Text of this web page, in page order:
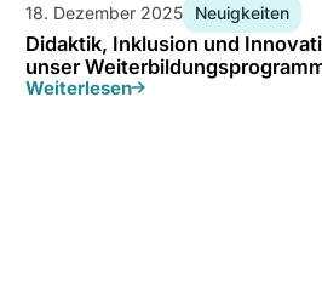
18. Dezember 2025 Neuigkeiten
Didaktik, Inklusion und
unser
Weiterlesen